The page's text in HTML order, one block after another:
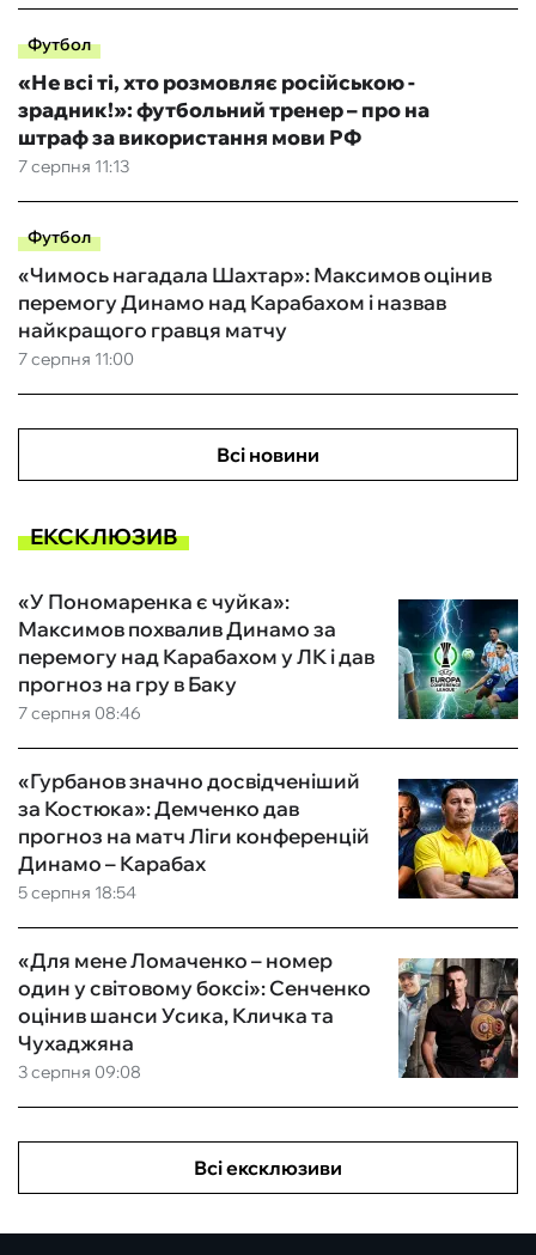
Футбол
7 серпня 11:13
«Не всі ті, хто розмовляє російською -
зрадник!»: футбольний тренер – про на
штраф за використання мови РФ
Футбол
7 серпня 11:00
«Чимось нагадала Шахтар»: Максимов оцінив
перемогу Динамо над Карабахом і назвав
найкращого гравця матчу
Всі новини
ЕКСКЛЮЗИВ
7 серпня 08:46
«У Пономаренка є чуйка»:
Максимов похвалив Динамо за
перемогу над Карабахом у ЛК і дав
прогноз на гру в Баку
5 серпня 18:54
«Гурбанов значно досвідченіший
за Костюка»: Демченко дав
прогноз на матч Ліги конференцій
Динамо – Карабах
3 серпня 09:08
«Для мене Ломаченко – номер
один у світовому боксі»: Сенченко
оцінив шанси Усика, Кличка та
Чухаджяна
Всі ексклюзиви